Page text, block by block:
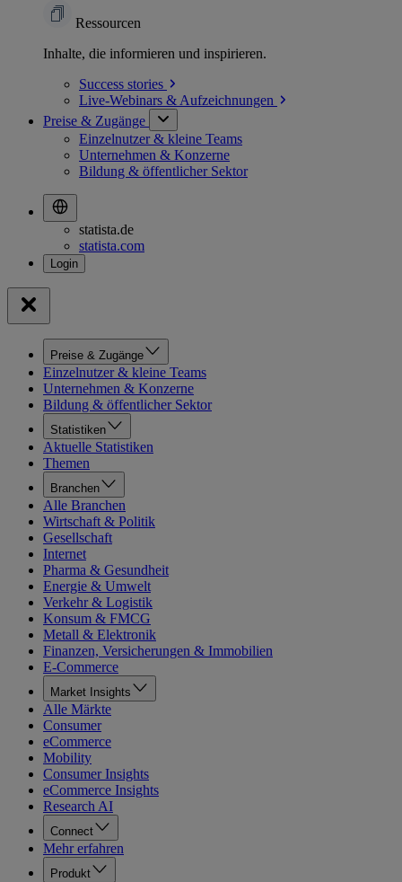
Ressourcen
Inhalte, die informieren und inspirieren.
Success stories
Live-Webinars & Aufzeichnungen
Preise & Zugänge
Einzelnutzer & kleine Teams
Unternehmen & Konzerne
Bildung & öffentlicher Sektor
statista.de
statista.com
Preise & Zugänge
Einzelnutzer & kleine Teams
Unternehmen & Konzerne
Bildung & öffentlicher Sektor
Statistiken
Aktuelle Statistiken
Themen
Branchen
Alle Branchen
Wirtschaft & Politik
Gesellschaft
Internet
Pharma & Gesundheit
Energie & Umwelt
Verkehr & Logistik
Konsum & FMCG
Metall & Elektronik
Finanzen, Versicherungen & Immobilien
E-Commerce
Market Insights
Alle Märkte
Consumer
eCommerce
Mobility
Consumer Insights
eCommerce Insights
Research AI
Connect
Mehr erfahren
Produkt